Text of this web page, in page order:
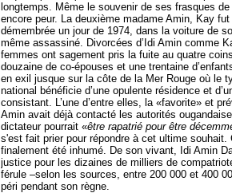
longtemps. Même le souvenir de ses frasques
encore peur. La deuxième madame Amin, Kay
démembrée un jour de 1974, dans la voiture de
même assassiné. Divorcées d’Idi Amin comme
femmes ont sagement pris la fuite au quatre
douzaine de co-épouses et une trentaine
en exil jusque sur la côte de la Mer Rouge où le
national bénéficie d’une opulente résidence et
consistant. L’une d’entre elles, la «favorite» et
Amin avait déjà contacté les autorités
dictateur pourrait «être rapatrié pour être
s'est fait prier pour répondre à cet ultime souhait.
finalement été inhumé. De son vivant, Idi Amin
justice pour les dizaines de milliers de
férule –selon les sources, entre 200 000 et 400
péri pendant son règne.